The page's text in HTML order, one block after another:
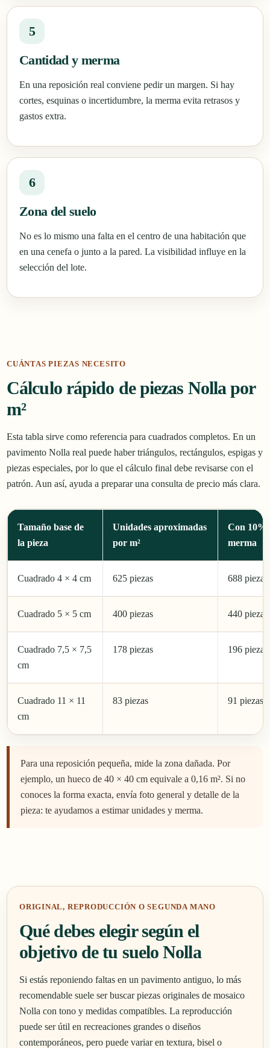
5
Cantidad y merma
En una reposición real conviene pedir un margen. Si hay
cortes, esquinas o incertidumbre, la merma evita retrasos y
gastos extra.
6
Zona del suelo
No es lo mismo una falta en el centro de una habitación que
en una cenefa o junto a la pared. La visibilidad influye en la
selección del lote.
CUÁNTAS PIEZAS NECESITO
Cálculo rápido de piezas Nolla por
m²
Esta tabla sirve como referencia para cuadrados completos. En un
pavimento Nolla real puede haber triángulos, rectángulos, espigas y
piezas especiales, por lo que el cálculo final debe revisarse con el
patrón. Aun así, ayuda a preparar una consulta de precio más clara.
Tamaño base de
la pieza
Unidades aproximadas
por m²
Con 10%
merma
Cuadrado 4 × 4 cm 625 piezas 688 piezas
Cuadrado 5 × 5 cm 400 piezas 440 piezas
Cuadrado 7,5 × 7,5
cm
178 piezas 196 piezas
Cuadrado 11 × 11
cm
83 piezas 91 piezas
Para una reposición pequeña, mide la zona dañada. Por
ejemplo, un hueco de 40 × 40 cm equivale a 0,16 m². Si no
conoces la forma exacta, envía foto general y detalle de la
pieza: te ayudamos a estimar unidades y merma.
ORIGINAL, REPRODUCCIÓN O SEGUNDA MANO
Qué debes elegir según el
objetivo de tu suelo Nolla
Si estás reponiendo faltas en un pavimento antiguo, lo más
recomendable suele ser buscar piezas originales de mosaico
Nolla con tono y medidas compatibles. La reproducción
puede ser útil en recreaciones grandes o diseños
contemporáneos, pero puede variar en textura, bisel o